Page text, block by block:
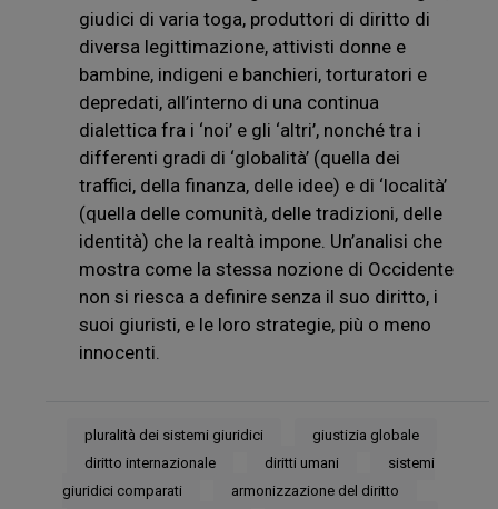
giudici di varia toga, produttori di diritto di
diversa legittimazione, attivisti donne e
bambine, indigeni e banchieri, torturatori e
depredati, all’interno di una continua
dialettica fra i ‘noi’ e gli ‘altri’, nonché tra i
differenti gradi di ‘globalità’ (quella dei
traffici, della finanza, delle idee) e di ‘località’
(quella delle comunità, delle tradizioni, delle
identità) che la realtà impone. Un’analisi che
mostra come la stessa nozione di Occidente
non si riesca a definire senza il suo diritto, i
suoi giuristi, e le loro strategie, più o meno
innocenti.
pluralità dei sistemi giuridici
giustizia globale
diritto internazionale
diritti umani
sistemi
giuridici comparati
armonizzazione del diritto